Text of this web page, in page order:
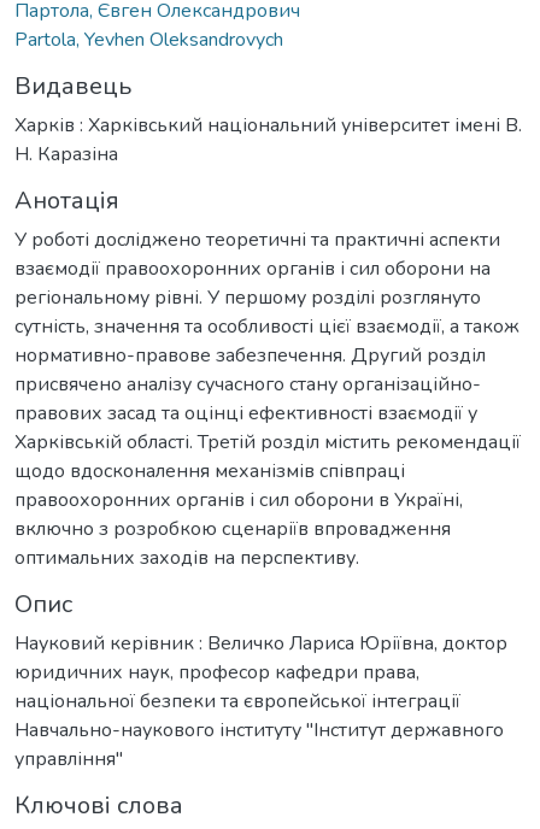
Партола, Євген Олександрович
Partola, Yevhen Oleksandrovych
Видавець
Харків : Харківський національний університет імені В.
Н. Каразіна
Анотація
У роботі досліджено теоретичні та практичні аспекти
взаємодії правоохоронних органів і сил оборони на
регіональному рівні. У першому розділі розглянуто
сутність, значення та особливості цієї взаємодії, а також
нормативно-правове забезпечення. Другий розділ
присвячено аналізу сучасного стану організаційно-
правових засад та оцінці ефективності взаємодії у
Харківській області. Третій розділ містить рекомендації
щодо вдосконалення механізмів співпраці
правоохоронних органів і сил оборони в Україні,
включно з розробкою сценаріїв впровадження
оптимальних заходів на перспективу.
Опис
Науковий керівник : Величко Лариса Юріївна, доктор
юридичних наук, професор кафедри права,
національної безпеки та європейської інтеграції
Навчально-наукового інституту "Інститут державного
управління"
Ключові слова